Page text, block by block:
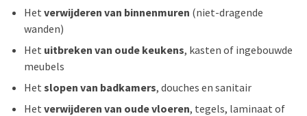
Het verwijderen van binnenmuren (niet-dragende
wanden)
Het uitbreken van oude keukens, kasten of ingebouwde
meubels
Het slopen van badkamers, douches en sanitair
Het verwijderen van oude vloeren, tegels, laminaat of